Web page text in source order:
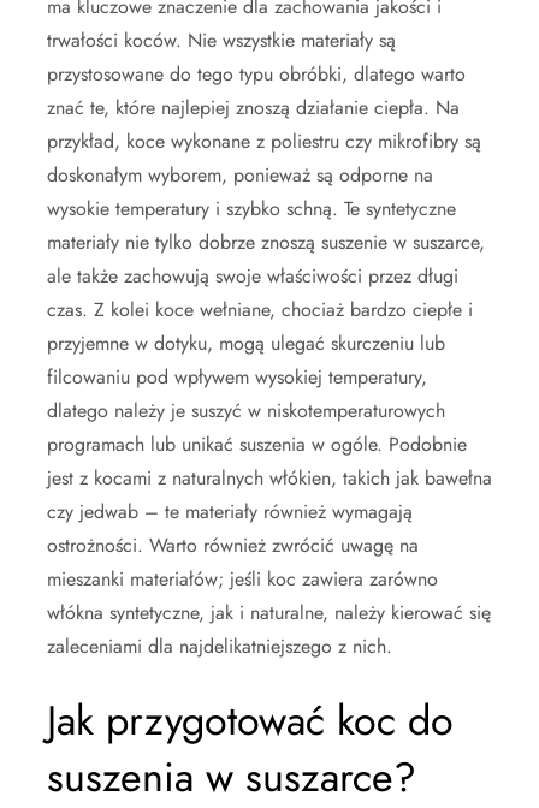
ma kluczowe znaczenie dla zachowania jakości i
trwałości koców. Nie wszystkie materiały są
przystosowane do tego typu obróbki, dlatego warto
znać te, które najlepiej znoszą działanie ciepła. Na
przykład, koce wykonane z poliestru czy mikrofibry są
doskonałym wyborem, ponieważ są odporne na
wysokie temperatury i szybko schną. Te syntetyczne
materiały nie tylko dobrze znoszą suszenie w suszarce,
ale także zachowują swoje właściwości przez długi
czas. Z kolei koce wełniane, chociaż bardzo ciepłe i
przyjemne w dotyku, mogą ulegać skurczeniu lub
filcowaniu pod wpływem wysokiej temperatury,
dlatego należy je suszyć w niskotemperaturowych
programach lub unikać suszenia w ogóle. Podobnie
jest z kocami z naturalnych włókien, takich jak bawełna
czy jedwab – te materiały również wymagają
ostrożności. Warto również zwrócić uwagę na
mieszanki materiałów; jeśli koc zawiera zarówno
włókna syntetyczne, jak i naturalne, należy kierować się
zaleceniami dla najdelikatniejszego z nich.
Jak przygotować koc do
suszenia w suszarce?